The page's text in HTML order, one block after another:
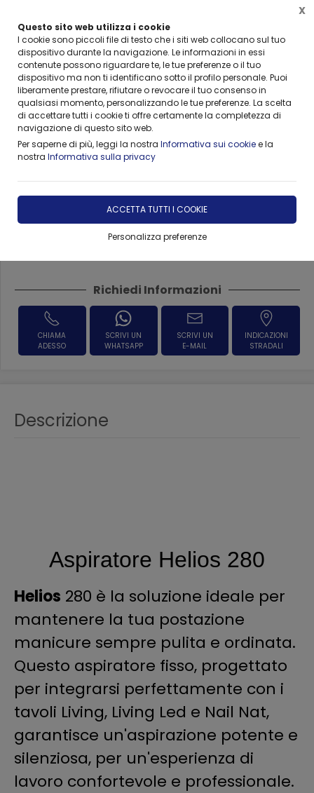
Questo sito web utilizza i cookie
I cookie sono piccoli file di testo che i siti web collocano sul tuo
dispositivo durante la navigazione. Le informazioni in essi
contenute possono riguardare te, le tue preferenze o il tuo
dispositivo ma non ti identificano sotto il profilo personale. Puoi
liberamente prestare, rifiutare o revocare il tuo consenso in
qualsiasi momento, personalizzando le tue preferenze. La scelta
di accettare tutti i cookie ti offre certamente la completezza di
navigazione di questo sito web.
Per saperne di più, leggi la nostra Informativa sui cookiee la
nostra Informativa sulla privacy
ACCETTA TUTTI I COOKIE
Personalizza preferenze
X
Home Forniture VISMARA ARREDO BEAUTY & SPA Accessori e Sedute Vismara
Aspiratore Vismara Helios 280
-10,00%
€ 444,60
Richiedi Informazioni
CHIAMA
ADESSO
SCRIVI UN
WHATSAPP
SCRIVI UN
E-MAIL
INDICAZIONI
STRADALI
Descrizione
Aspiratore Helios 280
Helios 280 è la soluzione ideale per
mantenere la tua postazione
manicure sempre pulita e ordinata.
Questo aspiratore fisso, progettato
per integrarsi perfettamente con i
tavoli Living, Living Led e Nail Nat,
garantisce un'aspirazione potente e
silenziosa, per un'esperienza di
lavoro confortevole e professionale.